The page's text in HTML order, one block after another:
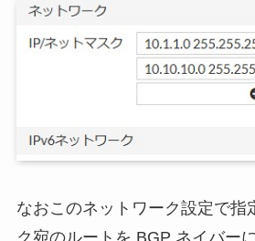
なおこのネットワーク設定で指
ク宛のルートを BGP ネイバー